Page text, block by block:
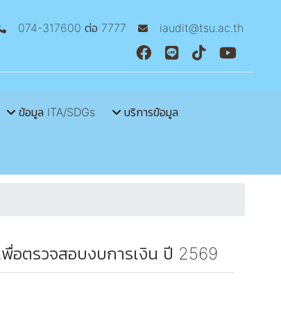
074-317600 ต่อ 7777 iaudit@tsu.ac.th
ข้อมูล ITA/SDGs บริการข้อมูล
อตรวจสอบงบการเงิน ปี 2569